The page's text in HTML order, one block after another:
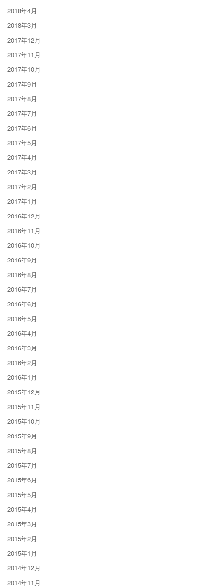
2018年4月
2018年3月
2017年12月
2017年11月
2017年10月
2017年9月
2017年8月
2017年7月
2017年6月
2017年5月
2017年4月
2017年3月
2017年2月
2017年1月
2016年12月
2016年11月
2016年10月
2016年9月
2016年8月
2016年7月
2016年6月
2016年5月
2016年4月
2016年3月
2016年2月
2016年1月
2015年12月
2015年11月
2015年10月
2015年9月
2015年8月
2015年7月
2015年6月
2015年5月
2015年4月
2015年3月
2015年2月
2015年1月
2014年12月
2014年11月